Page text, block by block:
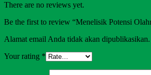
There are no reviews yet.
Be the first to review “Menelisik Potensi
Alamat email Anda tidak akan dipublikasikan.
Your rating *